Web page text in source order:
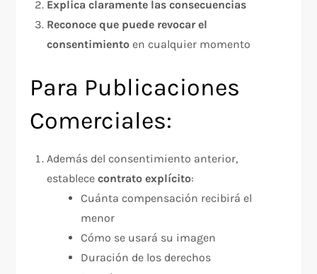
Explica claramente las consecuencias
Reconoce que puede revocar el
consentimiento en cualquier momento
Para Publicaciones
Comerciales:
Además del consentimiento anterior,
establececontrato explícito:
Cuánta compensación recibirá el
menor
Cómo se usará su imagen
Duración de los derechos